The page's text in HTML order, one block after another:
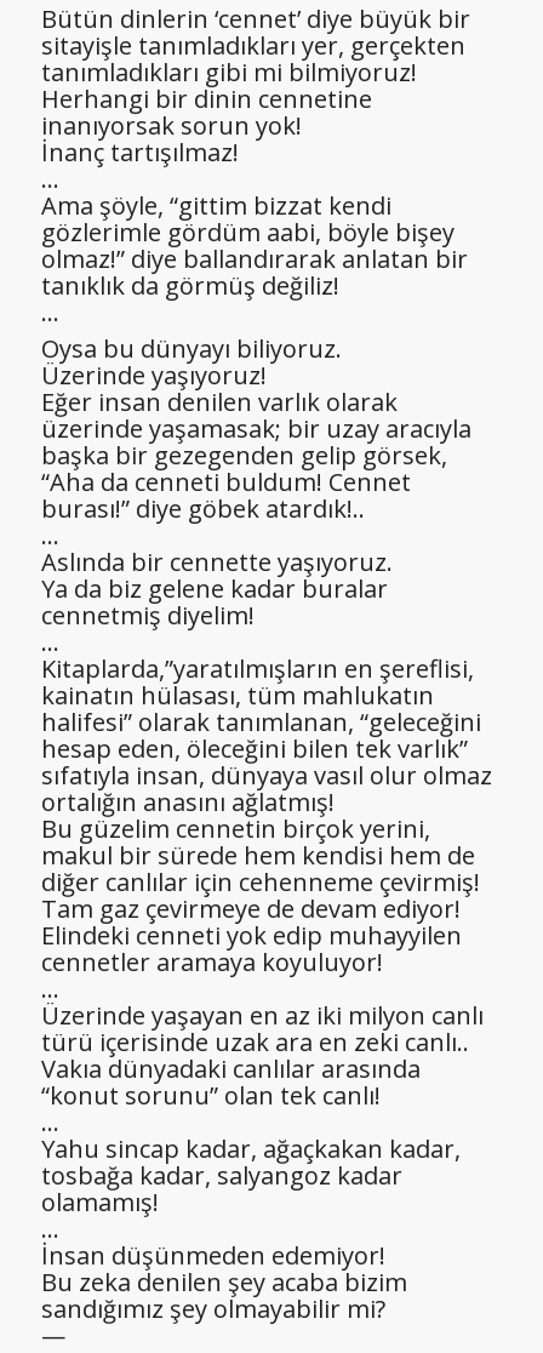
Bütün dinlerin ‘cennet’ diye büyük bir
sitayişle tanımladıkları yer, gerçekten
tanımladıkları gibi mi bilmiyoruz!
Herhangi bir dinin cennetine
inanıyorsak sorun yok!
İnanç tartışılmaz!
…
Ama şöyle, “gittim bizzat kendi
gözlerimle gördüm aabi, böyle bişey
olmaz!” diye ballandırarak anlatan bir
tanıklık da görmüş değiliz!
…
Oysa bu dünyayı biliyoruz.
Üzerinde yaşıyoruz!
Eğer insan denilen varlık olarak
üzerinde yaşamasak; bir uzay aracıyla
başka bir gezegenden gelip görsek,
“Aha da cenneti buldum! Cennet
burası!” diye göbek atardık!..
…
Aslında bir cennette yaşıyoruz.
Ya da biz gelene kadar buralar
cennetmiş diyelim!
…
Kitaplarda,”yaratılmışların en şereflisi,
kainatın hülasası, tüm mahlukatın
halifesi” olarak tanımlanan, “geleceğini
hesap eden, öleceğini bilen tek varlık”
sıfatıyla insan, dünyaya vasıl olur olmaz
ortalığın anasını ağlatmış!
Bu güzelim cennetin birçok yerini,
makul bir sürede hem kendisi hem de
diğer canlılar için cehenneme çevirmiş!
Tam gaz çevirmeye de devam ediyor!
Elindeki cenneti yok edip muhayyilen
cennetler aramaya koyuluyor!
…
Üzerinde yaşayan en az iki milyon canlı
türü içerisinde uzak ara en zeki canlı..
Vakıa dünyadaki canlılar arasında
“konut sorunu” olan tek canlı!
…
Yahu sincap kadar, ağaçkakan kadar,
tosbağa kadar, salyangoz kadar
olamamış!
…
İnsan düşünmeden edemiyor!
Bu zeka denilen şey acaba bizim
sandığımız şey olmayabilir mi?
—